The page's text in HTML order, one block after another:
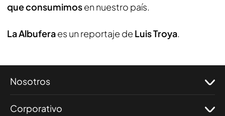
que consumimosen nuestro país.
La Albuferaes un reportaje de Luis Troya.
Nosotros
Corporativo